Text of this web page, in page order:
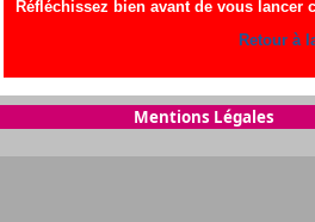
Réfléchissez bien avant de vous
Retour à
Mentions Légales